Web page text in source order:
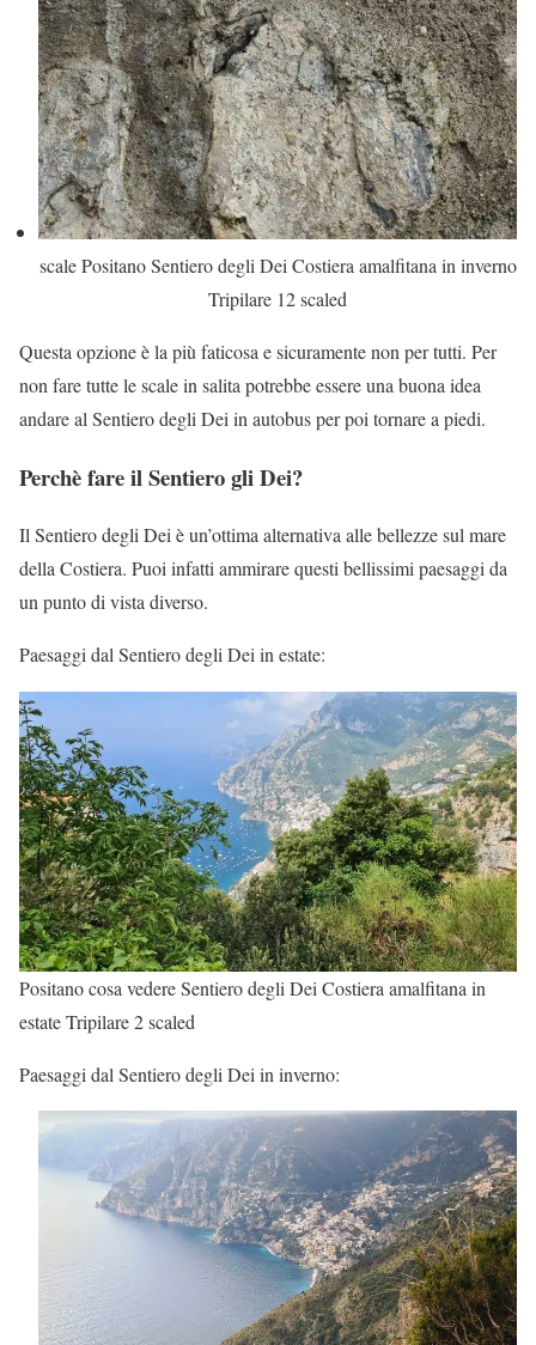
scale Positano Sentiero degli Dei Costiera amalfitana in inverno
Tripilare 12 scaled
Questa opzione è la più faticosa e sicuramente non per tutti. Per
non fare tutte le scale in salita potrebbe essere una buona idea
andare al Sentiero degli Dei in autobus per poi tornare a piedi.
Perchè fare il Sentiero gli Dei?
Il Sentiero degli Dei è un’ottima alternativa alle bellezze sul mare
della Costiera. Puoi infatti ammirare questi bellissimi paesaggi da
un punto di vista diverso.
Paesaggi dal Sentiero degli Dei in estate:
Positano cosa vedere Sentiero degli Dei Costiera amalfitana in
estate Tripilare 2 scaled
Paesaggi dal Sentiero degli Dei in inverno: